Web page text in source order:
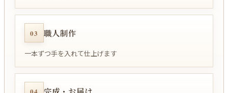
03 職人制作
一本ずつ手を入れて仕上げます